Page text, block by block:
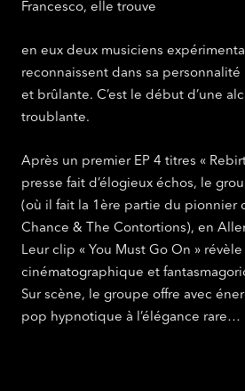
Francesco, elle trouve
en eux deux musiciens
reconnaissent dans sa
et brûlante. C’est le début d’une
troublante.
Après un premier EP 4 titres «
presse fait d’élogieux échos, le
(où il fait la 1ère partie du pionnier
Chance & The Contortions), en
Leur clip « You Must Go On »
cinématographique et
Sur scène, le groupe off­re avec
pop hypnotique à l’élégance rare…